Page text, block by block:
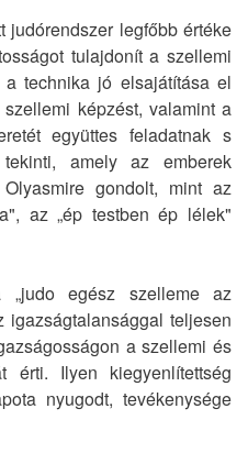
judórendszer legfőbb értéke
tulajdonít a szellemi
technika jó elsajátítása el
képzést, valamint a
együttes feladatnak s
amely az emberek
gondolt, mint az
az „ép testben ép lélek"
egész szelleme az
teljesen
a szellemi és
érti. Ilyen kiegyenlítettség
nyugodt, tevékenysége